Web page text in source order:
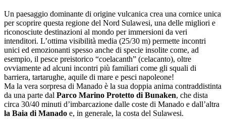
Un paesaggio dominante di origine vulcanica crea una cornice unica
per scoprire questa regione del Nord Sulawesi, una delle migliori e
riconosciute destinazioni al mondo per immersioni da veri
intenditori. L’ottima visibilità media (25/30 m) permette incontri
unici ed emozionanti spesso anche di specie insolite come, ad
esempio, il pesce preistorico “coelacanth” (celacanto), oltre
ovviamente ad alcuni incontri più familiari come gli squali di
barriera, tartarughe, aquile di mare e pesci napoleone!
Ma la vera sorpresa di Manado è la sua doppia anima contraddistinta
da una parte dal Parco Marino Protetto di Bunaken, che dista
circa 30/40 minuti d’imbarcazione dalle coste di Manado e dall’altra
la Baia di Manado e, in generale, la costa del Sulawesi.